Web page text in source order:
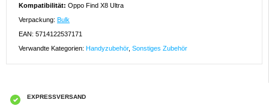
Kompatibilität: Oppo Find X8 Ultra
Verpackung: Bulk
EAN: 5714122537171
Verwandte Kategorien: Handyzubehör, Sonstiges Zubehör
EXPRESSVERSAND